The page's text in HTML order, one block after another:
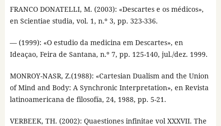
FRANCO DONATELLI, M. (2003): «Descartes e os médicos»,
en Scientiae studia, vol. 1, n.º 3, pp. 323-336.
— (1999): «O estudio da medicina em Descartes», en
Ideaçao, Feira de Santana, n.º 7, pp. 125-140, jul./dez. 1999.
MONROY-NASR, Z.(1988): «Cartesian Dualism and the Union
of Mind and Body: A Synchronic Interpretation», en Revista
latinoamericana de filosofía, 24, 1988, pp. 5-21.
VERBEEK, TH. (2002): Quaestiones infinitae vol XXXVII. The